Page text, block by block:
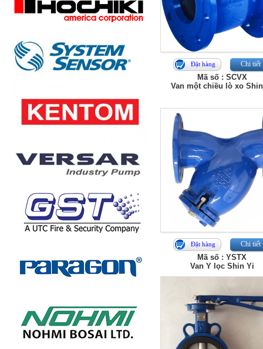
Đặt hàng Chi tiết
Mã số : SCVX
Van một chiều lò xo
Đặt hàng Chi tiết
Mã số : YSTX
Van Y lọc Shin Yi